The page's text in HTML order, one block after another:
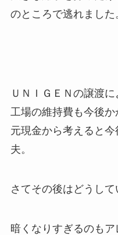
のところで逃れました
ＵＮＩＧＥＮの譲渡に
工場の維持費も今後
元現金から考えると
夫。
さてその後はどうし
暗くなりすぎるのも